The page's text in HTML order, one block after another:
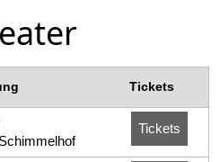
Tickets
Tickets